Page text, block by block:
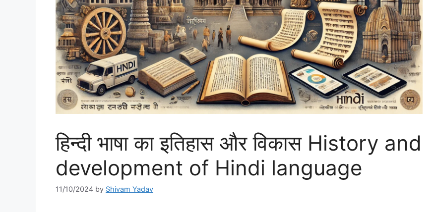
हिन्दी भाषा का इतिहास और विकास History and
development of Hindi language
11/10/2024 by Shivam Yadav